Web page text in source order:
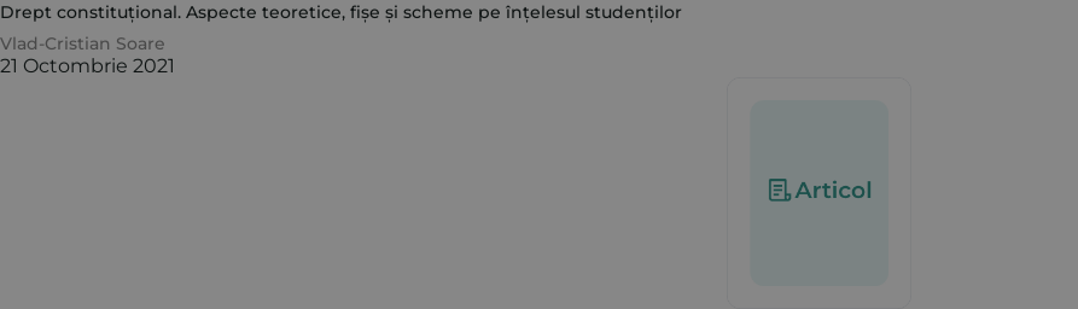
Drept constituțional. Aspecte teoretice, fișe și scheme pe înțelesul studenților
Vlad-Cristian Soare
21 Octombrie 2021